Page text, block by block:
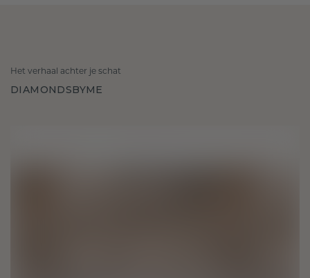
Het verhaal achter je schat
DIAMONDSBYME